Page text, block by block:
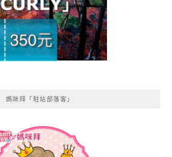
媽咪拜「駐站部落客」